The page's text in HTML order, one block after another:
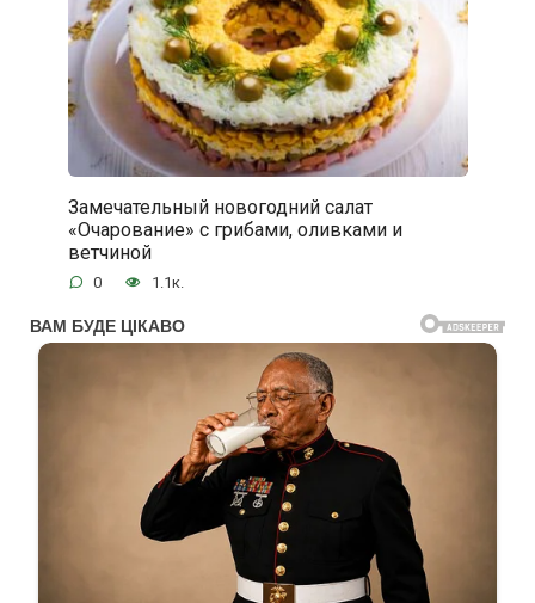
Замечательный новогодний салат
«Очарование» с грибами, оливками и
ветчиной
0 1.1к.